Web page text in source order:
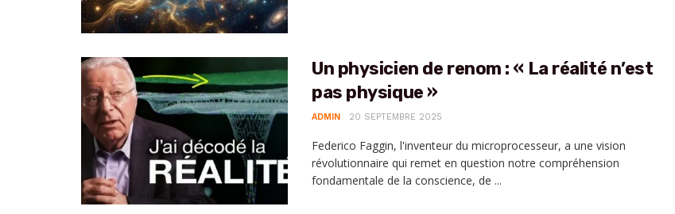
Un physicien de renom : « La réalité n’est
pas physique »
ADMIN 20 SEPTEMBRE 2025
Federico Faggin, l'inventeur du microprocesseur, a une vision
révolutionnaire qui remet en question notre compréhension
fondamentale de la conscience, de ...